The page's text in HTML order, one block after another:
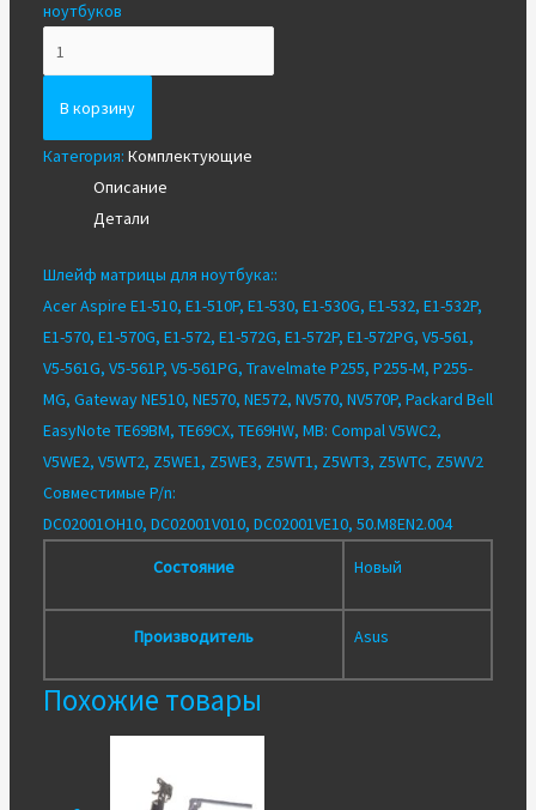
ноутбуков
Шлейф
для
матрицы
Acer
561
В корзину
Категория: Комплектующие
Описание
Детали
Шлейф матрицы для ноутбука::
Acer Aspire E1-510, E1-510P, E1-530, E1-530G, E1-532, E1-532P,
E1-570, E1-570G, E1-572, E1-572G, E1-572P, E1-572PG, V5-561,
V5-561G, V5-561P, V5-561PG, Travelmate P255, P255-M, P255-
MG, Gateway NE510, NE570, NE572, NV570, NV570P, Packard Bell
EasyNote TE69BM, TE69CX, TE69HW, MB: Compal V5WC2,
V5WE2, V5WT2, Z5WE1, Z5WE3, Z5WT1, Z5WT3, Z5WTC, Z5WV2
Совместимые P/n:
DC02001OH10, DC02001V010, DC02001VE10, 50.M8EN2.004
Состояние
Новый
Производитель Asus
Похожие товары